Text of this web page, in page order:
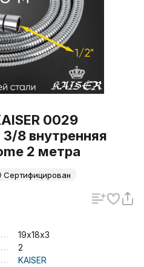
0029
8 внутренняя
2 метра
Сертифицирован
19х18х3
2
KAISER